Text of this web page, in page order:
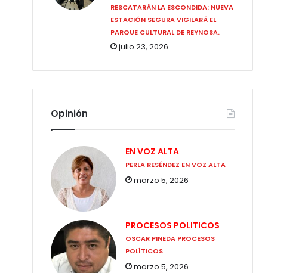
RESCATARÁN LA ESCONDIDA: NUEVA
ESTACIÓN SEGURA VIGILARÁ EL
PARQUE CULTURAL DE REYNOSA.
julio 23, 2026
Opinión
EN VOZ ALTA
PERLA RESÉNDEZ EN VOZ ALTA
marzo 5, 2026
PROCESOS POLITICOS
OSCAR PINEDA PROCESOS
POLÍTICOS
marzo 5, 2026